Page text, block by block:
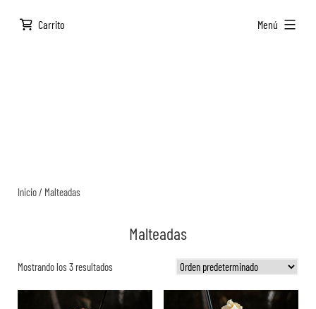
Menú
ampliado
Carrito
Inicio/ Malteadas
Malteadas
Mostrando los 3 resultados